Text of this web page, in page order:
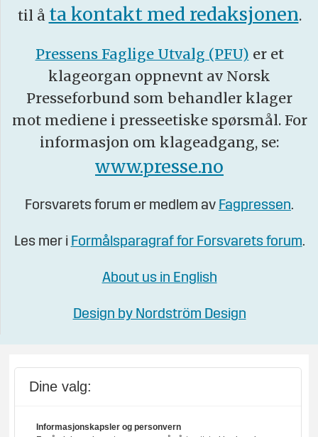
til å ta kontakt med redaksjonen.
Pressens Faglige Utvalg (PFU) er et
klageorgan oppnevnt av Norsk
Presseforbund som behandler klager
mot mediene i presseetiske spørsmål. For
informasjon om klageadgang, se:
www.presse.no
Forsvarets forum er medlem av Fagpressen.
Les mer i Formålsparagraf for Forsvarets forum.
About us in English
Design by Nordström Design
Dine valg:
Informasjonskapsler og personvern